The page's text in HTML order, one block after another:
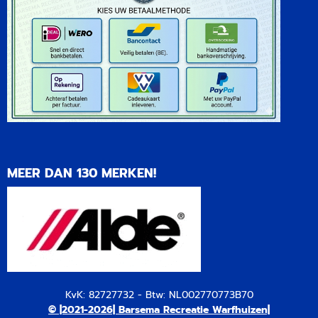
MEER DAN 130 MERKEN!
KvK: 82727732 - Btw: NL002770773B70
© |2021-2026| Barsema Recreatie Warfhuizen|